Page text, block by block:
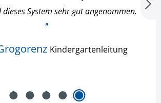
System sehr gut angenommen.
"
Kindergartenleitung